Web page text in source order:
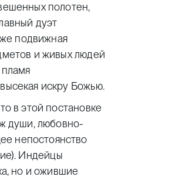
полотен,
дуэт
же подвижная
и живых людей
искру Божью.
в этой постановке
души, любовно-
непостоянство
Индейцы
но и ожившие